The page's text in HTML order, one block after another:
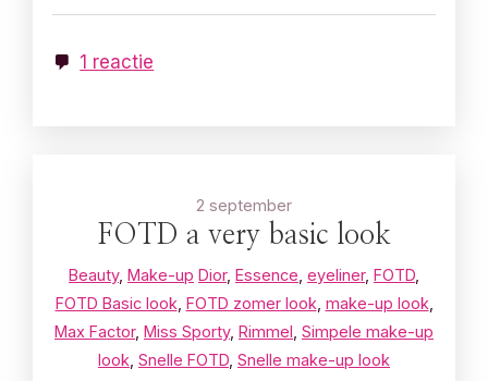
1 reactie
2 september
FOTD a very basic look
Beauty, Make-up Dior, Essence eyeliner, FOTD
FOTD Basic look FOTD zomer look make-up look
Max Factor, Miss Sporty, Rimmel Simpele make-up
look Snelle FOTD Snelle make-up look